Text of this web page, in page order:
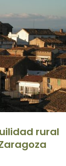
rural